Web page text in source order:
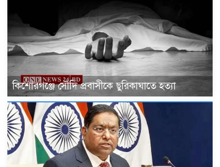
কিশোরগঞ্জে সৌদি প্রবাসীকে ছুরিকাঘাতে হত্যা